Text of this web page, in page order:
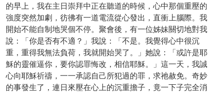
的早上，我在主日崇拜中正在聽道的時候，心中那個重壓的
強度突然加劇，彷彿有一道電流從心發出，直衝上腦際。我
開始不能自制地哭個不停。聚會後，有一位姊妹關切地對我
說：「你是否有不適？」我說：「不是。我覺得心中很沉
重，重得我無法負荷，我就開始哭了。」她說：「或許是耶
穌的靈催逼你，要你認罪悔改，相信耶穌。」這一天，我誠
心向耶穌祈禱，一一承認自己所犯過的罪，求祂赦免。奇妙
的事發生了，連日來壓在心上的沉重擔子，竟一下子完全消